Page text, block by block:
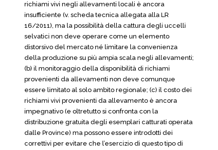
richiami vivi negli allevamenti locali è ancora
insufficiente (v. scheda tecnica allegata alla LR
16/2011), ma la possibilità della cattura degli uccelli
selvatici non deve operare come un elemento
distorsivo del mercato né limitare la convenienza
della produzione su più ampia scala negli allevamenti;
(b) il monitoraggio della disponibilità di richiami
provenienti da allevamenti non deve comunque
essere limitato al solo ambito regionale; (c) il costo dei
richiami vivi provenienti da allevamento è ancora
impegnativo (e oltretutto si confronta con la
distribuzione gratuita degli esemplari catturati operata
dalle Province) ma possono essere introdotti dei
correttivi per evitare che l’esercizio di questo tipo di